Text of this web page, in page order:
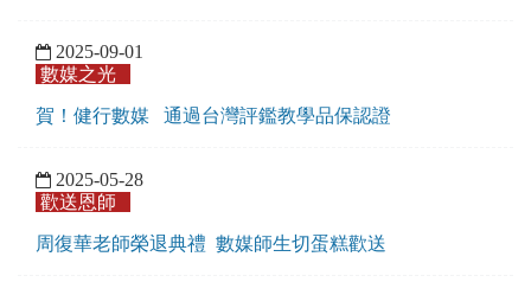
2025-09-01
數媒之光
賀！健行數媒 通過台灣評鑑教學品保認證
2025-05-28
歡送恩師
周復華老師榮退典禮 數媒師生切蛋糕歡送